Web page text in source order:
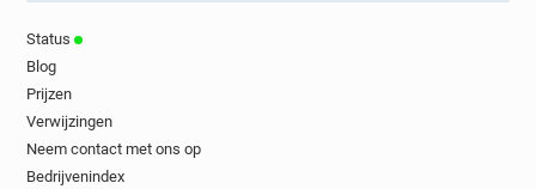
Status
Blog
Prijzen
Verwijzingen
Neem contact met ons op
Bedrijvenindex